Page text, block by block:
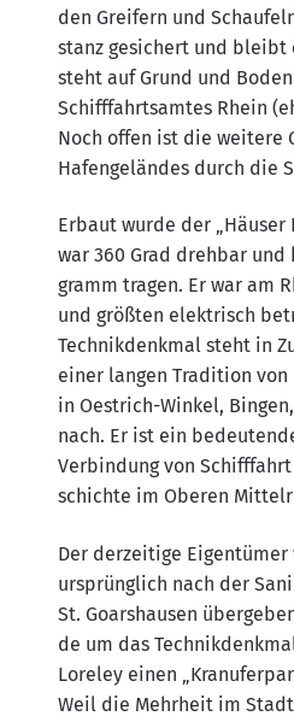
den Grei­fern und
stanz gesi­chert und bleibt
steht auf Grund und
Schiff­fahrts­am­tes Rhein
Noch offen ist die wei­te­re
Hafen­ge­län­des durch die
Erbaut wur­de der „Häu­ser
war 360 Grad dreh­bar
gramm tra­gen. Er war am
und größ­ten elek­trisch
Tech­nik­denk­mal steht in
einer lan­gen Tra­di­ti­on von
in Oestrich-Win­kel,
nach. Er ist ein
Ver­bin­dung von
schich­te im Obe­ren
Der der­zei­ti­ge Eigen­tü­mer
ursprüng­lich nach der
St. Goar­shau­sen
de um das
Lore­ley einen
Weil die Mehr­heit im